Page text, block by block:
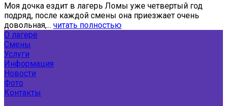
Моя дочка ездит в лагерь Ломы уже четвертый год
подряд, после каждой смены она приезжает очень
довольная,... читать полностью
О лагере
Смены
Услуги
Информация
Новости
Фото
Контакты